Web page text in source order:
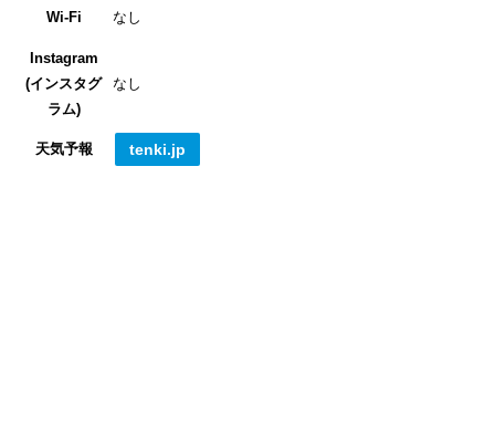
Wi-Fi なし
Instagram
(インスタグ
ラム)
なし
天気予報 tenki.jp